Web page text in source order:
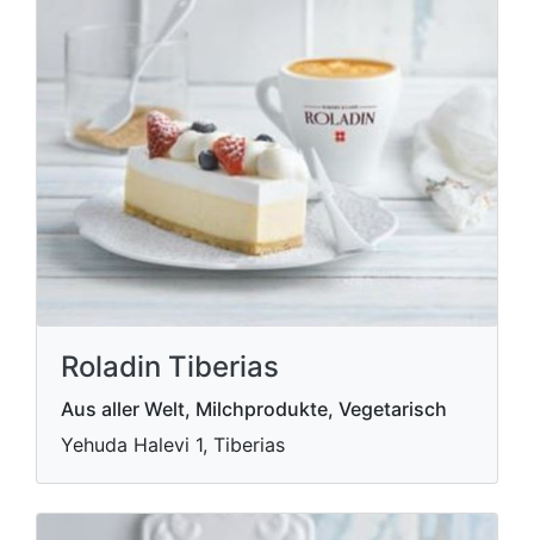
Roladin Tiberias
Aus aller Welt, Milchprodukte, Vegetarisch
Yehuda Halevi 1, Tiberias